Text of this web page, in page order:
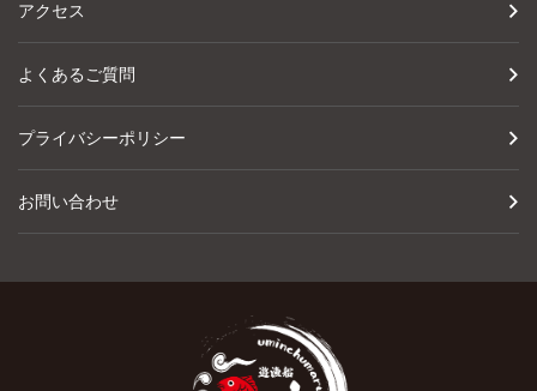
アクセス
よくあるご質問
プライバシーポリシー
お問い合わせ